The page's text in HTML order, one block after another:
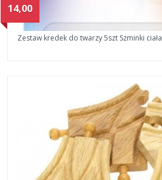
14,00
Zestaw kredek do twarzy 5szt Szminki ciała